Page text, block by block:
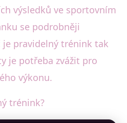
výsledků ve sportovním
se podrobněji
pravidelný trénink tak
je potřeba zvážit pro
výkonu.
trénink?